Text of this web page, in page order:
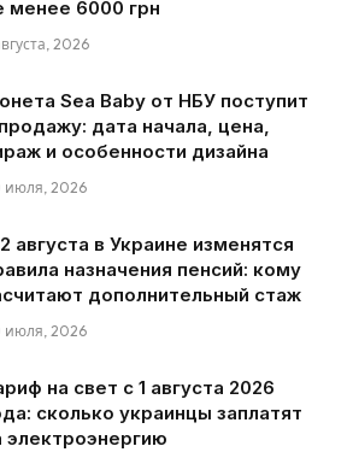
менее 6000 грн
2026
Sea Baby от НБУ поступит
дата начала, цена,
и особенности дизайна
июля, 2026
августа в Украине изменятся
назначения пенсий: кому
дополнительный стаж
июля, 2026
на свет с 1 августа 2026
сколько украинцы заплатят
электроэнергию